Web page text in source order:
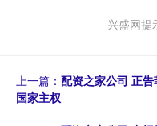
兴盛网提
上一篇： 配资之家公司 正
国家主权